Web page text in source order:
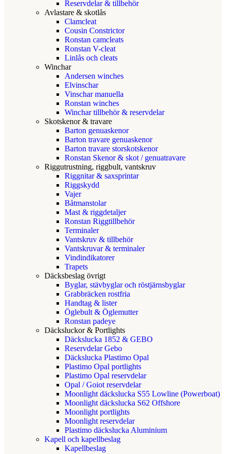
Reservdelar & tillbehör
Avlastare & skotlås
Clamcleat
Cousin Constrictor
Ronstan camcleats
Ronstan V-cleat
Linlås och cleats
Winchar
Andersen winches
Elvinschar
Vinschar manuella
Ronstan winches
Winchar tillbehör & reservdelar
Skotskenor & travare
Barton genuaskenor
Barton travare genuaskenor
Barton travare storskotskenor
Ronstan Skenor & skot / genuatravare
Riggutrustning, riggbult, vantskruv
Riggnitar & saxsprintar
Riggskydd
Vajer
Båtmanstolar
Mast & riggdetaljer
Ronstan Riggtillbehör
Terminaler
Vantskruv & tillbehör
Vantskruvar & terminaler
Vindindikatorer
Trapets
Däcksbeslag övrigt
Byglar, stävbyglar och röstjärnsbyglar
Grabbräcken rostfria
Handtag & lister
Öglebult & Öglemutter
Ronstan padeye
Däcksluckor & Portlights
Däckslucka 1852 & GEBO
Reservdelar Gebo
Däckslucka Plastimo Opal
Plastimo Opal portlights
Plastimo Opal reservdelar
Opal / Goiot reservdelar
Moonlight däckslucka S55 Lowline (Powerboat)
Moonlight däckslucka S62 Offshore
Moonlight portlights
Moonlight reservdelar
Plastimo däckslucka Aluminium
Kapell och kapellbeslag
Kapellbeslag